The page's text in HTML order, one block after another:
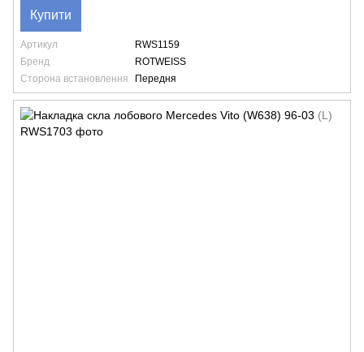
Купити
Артикул
RWS1159
Бренд
ROTWEISS
Сторона встановлення
Передня